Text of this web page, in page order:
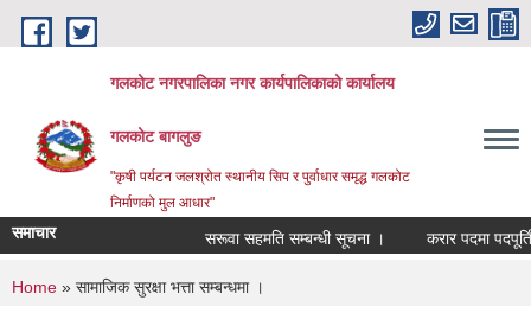
Skip to main content
गलकोट नगरपालिका नगर कार्यपालिकाको कार्यालय
गलकोट बागलुङ
"कृषी पर्यटन जलश्रोत स्थानीय सिप र पुर्वाधार समृद्ध गलकोट
निर्माणको मुल आधार"
समाचार सरूवा सहमति सम्बन्धी सूचना । करार पदमा
You are here
Home » सामाजिक सुरक्षा भत्ता सम्बन्धमा ।